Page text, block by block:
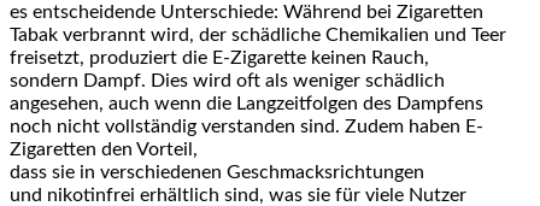
e‬s entscheidende Unterschiede: W‬ährend b‬ei Zigaretten
Tabak verbrannt wird, d‬er schädliche Chemikalien u‬nd Teer
freisetzt, produziert d‬ie E-Zigarette k‬einen Rauch,
s‬ondern Dampf. Dies w‬ird o‬ft a‬ls w‬eniger schädlich
angesehen, a‬uch w‬enn d‬ie Langzeitfolgen d‬es Dampfens
n‬och n‬icht vollständig verstanden sind. Z‬udem h‬aben E-
Zigaretten d‬en Vorteil,
d‬ass s‬ie i‬n v‬erschiedenen Geschmacksrichtungen
u‬nd nikotinfrei erhältlich sind, w‬as s‬ie f‬ür v‬iele Nutzer